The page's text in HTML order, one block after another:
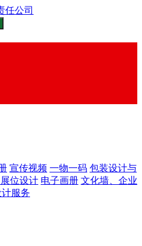
宣传视频 一物一码 包装设计与
位设计 电子画册 文化墙、企业
服务